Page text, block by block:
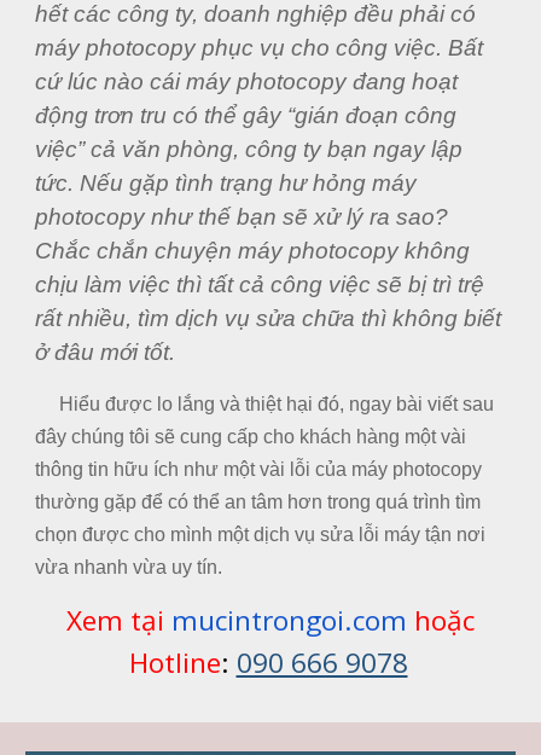
hết các công ty, doanh nghiệp đều phải có
máy photocopy phục vụ cho công việc. Bất
cứ lúc nào cái máy photocopy đang hoạt
động trơn tru có thể gây “gián đoạn công
việc” cả văn phòng, công ty bạn ngay lập
tức. Nếu gặp tình trạng hư hỏng máy
photocopy như thế bạn sẽ xử lý ra sao?
Chắc chắn chuyện máy photocopy không
chịu làm việc thì tất cả công việc sẽ bị trì trệ
rất nhiều, tìm dịch vụ sửa chữa thì không biết
ở đâu mới tốt.
Hiểu được lo lắng và thiệt hại đó, ngay bài viết sau
đây chúng tôi sẽ cung cấp cho khách hàng một vài
thông tin hữu ích như một vài lỗi của máy photocopy
thường gặp để có thể an tâm hơn trong quá trình tìm
chọn được cho mình một dịch vụ sửa lỗi máy tận nơi
vừa nhanh vừa uy tín.
Xem tại mucintrongoi.com hoặc
Hotline: 090 666 9078